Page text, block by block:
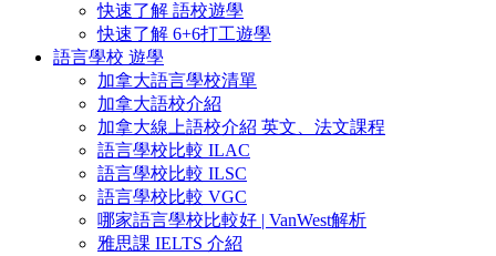
快速了解 語校遊學
快速了解 6+6打工遊學
語言學校 遊學
加拿大語言學校清單
加拿大語校介紹
加拿大線上語校介紹 英文、法文課程
語言學校比較 ILAC
語言學校比較 ILSC
語言學校比較 VGC
哪家語言學校比較好 | VanWest解析
雅思課 IELTS 介紹